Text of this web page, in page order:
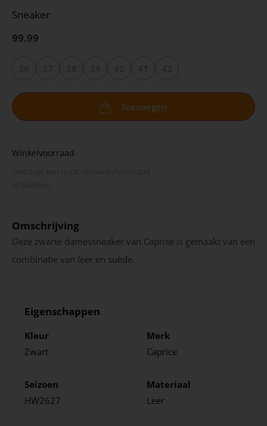
Sneaker
99.99
Toevoegen
Winkelvoorraad
Omschrijving
Deze zwarte damessneaker van Caprise is gemaakt van een
combinatie van leer en suède.
Eigenschappen
Kleur
Zwart
Merk
Caprice
Seizoen
HW2627
Materiaal
Leer